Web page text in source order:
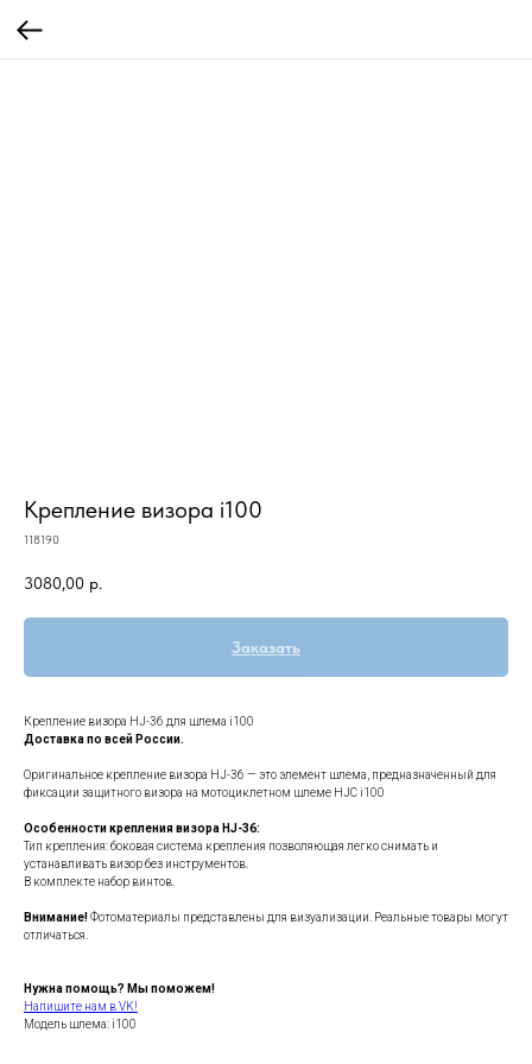
Крепление визора i100
118190
3080,00 р.
Заказать
Крепление визора HJ-36 для шлема i100
Доставка по всей России.
Оригинальное крепление визора HJ-36 — это элемент шлема, предназначенный для
фиксации защитного визора на мотоциклетном шлеме HJC i100
Особенности крепления визора HJ-36:
Тип крепления: боковая система крепления позволяющая легко снимать и
устанавливать визор без инструментов.
В комплекте набор винтов.
Внимание!Фотоматериалы представлены для визуализации. Реальные товары могут
отличаться.
Нужна помощь? Мы поможем!
Напишите нам в VK!
Модель шлема: i100